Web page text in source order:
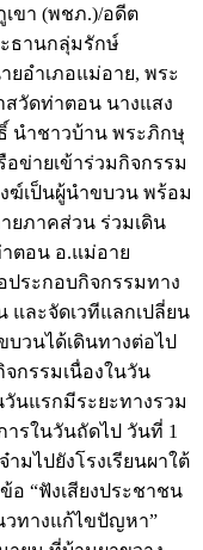
ขา (พชภ.)/อดีต
ธานกลุ่มรักษ์
อำเภอแม่อาย, พระ
วัดท่าตอน นางแสง
นำชาวบ้าน พระภิกษุ
ข่ายเข้าร่วมกิจกรรม
ฆ์เป็นผู้นำขบวน พร้อม
ยภาคส่วน ร่วมเดิน
ตอน อ.แม่อาย
ประกอบกิจกรรมทาง
และจัดเวทีแลกเปลี่ยน
วนได้เดินทางต่อไป
กรรมเนื่องในวัน
นแรกมีระยะทางรวม
รในวันถัดไป วันที่ 1
มไปยังโรงเรียนผาใต้
“ฟังเสียงประชาชน
ทางแก้ไขปัญหา”